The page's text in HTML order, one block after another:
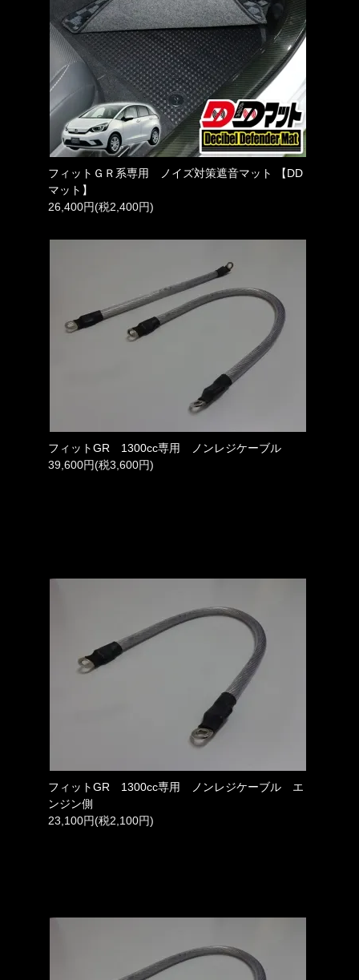
フィットＧＲ系専用 ノイズ対策遮音マット 【DD
マット】
26,400円(税2,400円)
フィットGR 1300cc専用 ノンレジケーブル
39,600円(税3,600円)
フィットGR 1300cc専用 ノンレジケーブル エ
ンジン側
23,100円(税2,100円)